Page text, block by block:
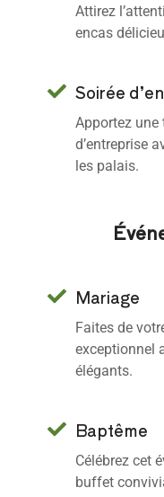
Attirez
encas
Soirée
Apportez une
d’entreprise
les palais.
Mariage
Faites de
exceptionnel
élégants.
Baptême
Célébrez cet
buffet